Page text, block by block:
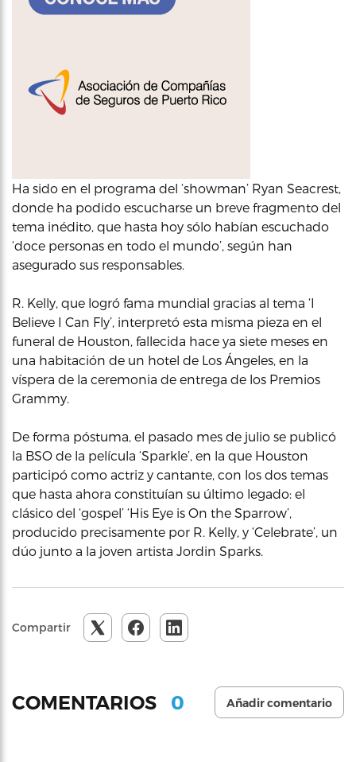
Ha sido en el programa del ‘showman’ Ryan Seacrest,
donde ha podido escucharse un breve fragmento del
tema inédito, que hasta hoy sólo habían escuchado
‘doce personas en todo el mundo’, según han
asegurado sus responsables.
R. Kelly, que logró fama mundial gracias al tema ‘I
Believe I Can Fly’, interpretó esta misma pieza en el
funeral de Houston, fallecida hace ya siete meses en
una habitación de un hotel de Los Ángeles, en la
víspera de la ceremonia de entrega de los Premios
Grammy.
De forma póstuma, el pasado mes de julio se publicó
la BSO de la película ‘Sparkle’, en la que Houston
participó como actriz y cantante, con los dos temas
que hasta ahora constituían su último legado: el
clásico del ‘gospel’ ‘His Eye is On the Sparrow’,
producido precisamente por R. Kelly, y ‘Celebrate’, un
dúo junto a la joven artista Jordin Sparks.
Compartir
COMENTARIOS 0 Añadir comentario